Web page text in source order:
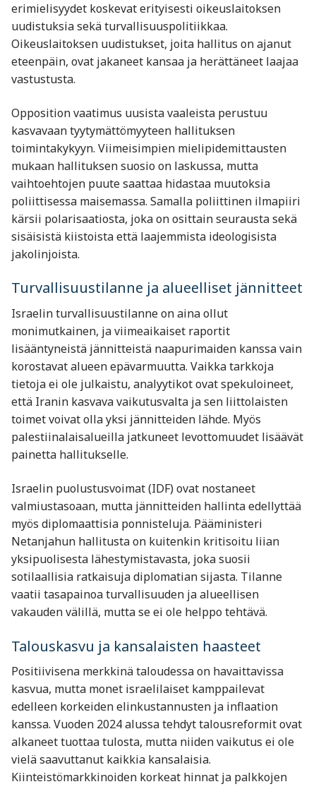
erimielisyydet koskevat erityisesti oikeuslaitoksen
uudistuksia sekä turvallisuuspolitiikkaa.
Oikeuslaitoksen uudistukset, joita hallitus on ajanut
eteenpäin, ovat jakaneet kansaa ja herättäneet laajaa
vastustusta.
Opposition vaatimus uusista vaaleista perustuu
kasvavaan tyytymättömyyteen hallituksen
toimintakykyyn. Viimeisimpien mielipidemittausten
mukaan hallituksen suosio on laskussa, mutta
vaihtoehtojen puute saattaa hidastaa muutoksia
poliittisessa maisemassa. Samalla poliittinen ilmapiiri
kärsii polarisaatiosta, joka on osittain seurausta sekä
sisäisistä kiistoista että laajemmista ideologisista
jakolinjoista.
Turvallisuustilanne ja alueelliset jännitteet
Israelin turvallisuustilanne on aina ollut
monimutkainen, ja viimeaikaiset raportit
lisääntyneistä jännitteistä naapurimaiden kanssa vain
korostavat alueen epävarmuutta. Vaikka tarkkoja
tietoja ei ole julkaistu, analyytikot ovat spekuloineet,
että Iranin kasvava vaikutusvalta ja sen liittolaisten
toimet voivat olla yksi jännitteiden lähde. Myös
palestiinalaisalueilla jatkuneet levottomuudet lisäävät
painetta hallitukselle.
Israelin puolustusvoimat (IDF) ovat nostaneet
valmiustasoaan, mutta jännitteiden hallinta edellyttää
myös diplomaattisia ponnisteluja. Pääministeri
Netanjahun hallitusta on kuitenkin kritisoitu liian
yksipuolisesta lähestymistavasta, joka suosii
sotilaallisia ratkaisuja diplomatian sijasta. Tilanne
vaatii tasapainoa turvallisuuden ja alueellisen
vakauden välillä, mutta se ei ole helppo tehtävä.
Talouskasvu ja kansalaisten haasteet
Positiivisena merkkinä taloudessa on havaittavissa
kasvua, mutta monet israelilaiset kamppailevat
edelleen korkeiden elinkustannusten ja inflaation
kanssa. Vuoden 2024 alussa tehdyt talousreformit ovat
alkaneet tuottaa tulosta, mutta niiden vaikutus ei ole
vielä saavuttanut kaikkia kansalaisia.
Kiinteistömarkkinoiden korkeat hinnat ja palkkojen